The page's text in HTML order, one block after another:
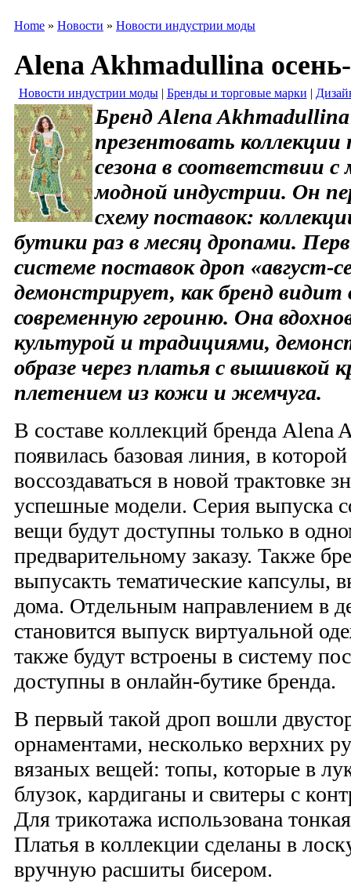
Home » Новости » Новости индустрии моды
Alena Akhmadullina
Новости индустрии моды| Бренды и торговые марки |
Бренд Alena
презентовать коллекции
сезона в соответствии
модной индустрии. Он
схему поставок:
бутики раз в месяц дропами.
системе поставок дроп «август-
демонстрирует, как бренд видит
современную героиню. Она
культурой и традициями,
образе через платья с вышивкой
плетением из кожи и жемчуга.
В составе коллекций бренда Alena
появилась базовая линия, в
воссоздаваться в новой трактовке
успешные модели. Серия выпуска
вещи будут доступны только в
предварительному заказу. Также
выпусакть тематические капсулы,
дома. Отдельным направлением в
становится выпуск виртуальной
также будут встроены в систему
доступны в онлайн-бутике бренда.
В первый такой дроп вошли
орнаментами, несколько верхних
вязаных вещей: топы, которые в
блузок, кардиганы и свитеры с
Для трикотажа использована
Платья в коллекции сделаны в
вручную расшиты бисером.